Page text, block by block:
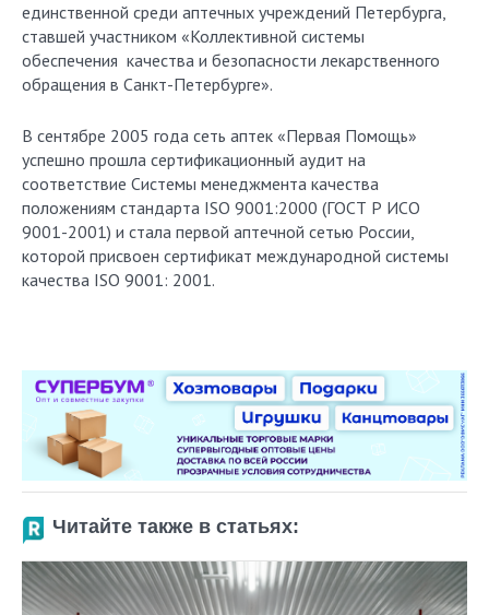
единственной среди аптечных учреждений Петербурга,
ставшей участником «Коллективной системы
обеспечения качества и безопасности лекарственного
обращения в Санкт-Петербурге».
В сентябре 2005 года сеть аптек «Первая Помощь»
успешно прошла сертификационный аудит на
соответствие Системы менеджмента качества
положениям стандарта ISO 9001:2000 (ГОСТ Р ИСО
9001-2001) и стала первой аптечной сетью России,
которой присвоен сертификат международной системы
качества ISO 9001: 2001.
Читайте также в статьях: